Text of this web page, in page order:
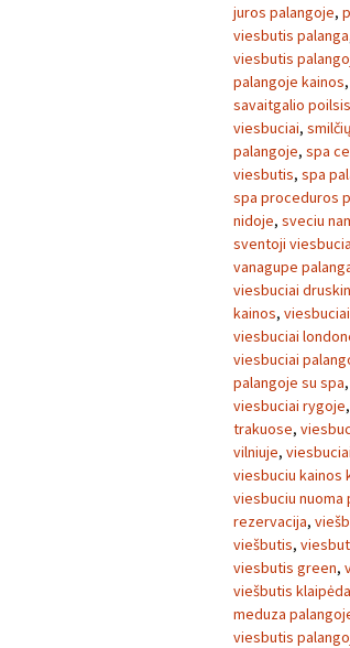
juros palangoje,
viesbutis palanga
viesbutis
palangoje kainos,
savaitgalio poilsis
viesbuciai,
palangoje, spa
viesbutis, spa
spa proceduros
nidoje, sveciu
sventoji
vanagupe
viesbuciai
kainos,
viesbuciai
viesbuciai
palangoje su spa,
viesbuciai rygoje,
trakuose,
vilniuje,
viesbuciu kainos
viesbuciu nuoma
rezervacija,
viešbutis,
viesbutis green,
viešbutis klaipėda
meduza
viesbutis